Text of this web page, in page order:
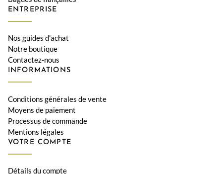
ENTREPRISE
Nos guides d'achat
Notre boutique
Contactez-nous
INFORMATIONS
Conditions générales de vente
Moyens de paiement
Processus de commande
Mentions légales
VOTRE COMPTE
Détails du compte